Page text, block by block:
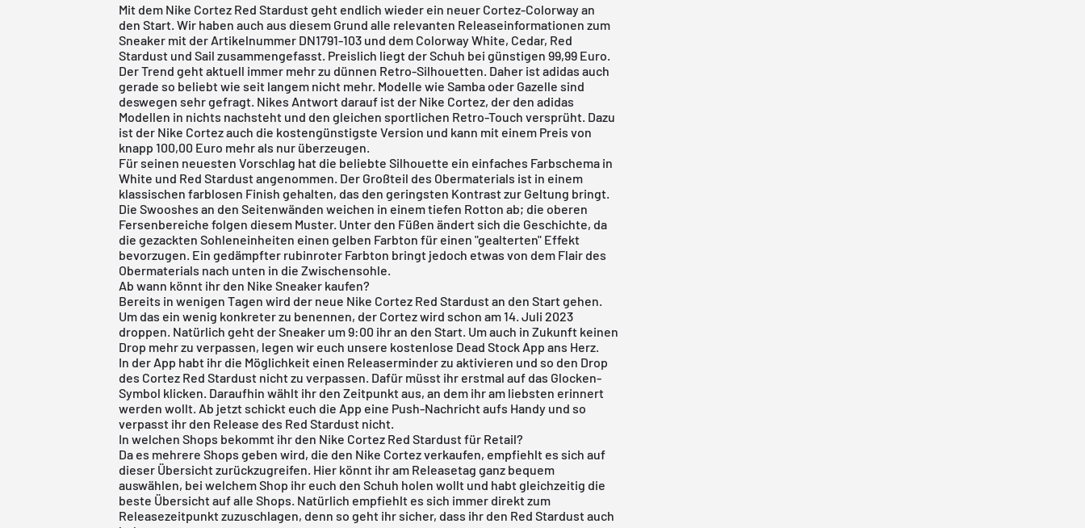
Mit dem Nike Cortez Red Stardust geht endlich wieder ein neuer Cortez-Colorway an
den Start. Wir haben auch aus diesem Grund alle relevanten Releaseinformationen zum
Sneaker mit der Artikelnummer DN1791-103 und dem Colorway White, Cedar, Red
Stardust und Sail zusammengefasst. Preislich liegt der Schuh bei günstigen 99,99 Euro.
Der Trend geht aktuell immer mehr zu dünnen Retro-Silhouetten. Daher ist adidas auch
gerade so beliebt wie seit langem nicht mehr. Modelle wie Samba oder Gazelle sind
deswegen sehr gefragt. Nikes Antwort darauf ist der Nike Cortez, der den adidas
Modellen in nichts nachsteht und den gleichen sportlichen Retro-Touch versprüht. Dazu
ist der Nike Cortez auch die kostengünstigste Version und kann mit einem Preis von
knapp 100,00 Euro mehr als nur überzeugen.
Für seinen neuesten Vorschlag hat die beliebte Silhouette ein einfaches Farbschema in
White und Red Stardust angenommen. Der Großteil des Obermaterials ist in einem
klassischen farblosen Finish gehalten, das den geringsten Kontrast zur Geltung bringt.
Die Swooshes an den Seitenwänden weichen in einem tiefen Rotton ab; die oberen
Fersenbereiche folgen diesem Muster. Unter den Füßen ändert sich die Geschichte, da
die gezackten Sohleneinheiten einen gelben Farbton für einen "gealterten" Effekt
bevorzugen. Ein gedämpfter rubinroter Farbton bringt jedoch etwas von dem Flair des
Obermaterials nach unten in die Zwischensohle.
Ab wann könnt ihr den Nike Sneaker kaufen?
Bereits in wenigen Tagen wird der neue Nike Cortez Red Stardust an den Start gehen.
Um das ein wenig konkreter zu benennen, der Cortez wird schon am 14. Juli 2023
droppen. Natürlich geht der Sneaker um 9:00 ihr an den Start. Um auch in Zukunft keinen
Drop mehr zu verpassen, legen wir euch unsere kostenlose Dead Stock App ans Herz.
In der App habt ihr die Möglichkeit einen Releaserminder zu aktivieren und so den Drop
des Cortez Red Stardust nicht zu verpassen. Dafür müsst ihr erstmal auf das Glocken-
Symbol klicken. Daraufhin wählt ihr den Zeitpunkt aus, an dem ihr am liebsten erinnert
werden wollt. Ab jetzt schickt euch die App eine Push-Nachricht aufs Handy und so
verpasst ihr den Release des Red Stardust nicht.
In welchen Shops bekommt ihr den Nike Cortez Red Stardust für Retail?
Da es mehrere Shops geben wird, die den Nike Cortez verkaufen, empfiehlt es sich auf
dieser Übersicht zurückzugreifen. Hier könnt ihr am Releasetag ganz bequem
auswählen, bei welchem Shop ihr euch den Schuh holen wollt und habt gleichzeitig die
beste Übersicht auf alle Shops. Natürlich empfiehlt es sich immer direkt zum
Releasezeitpunkt zuzuschlagen, denn so geht ihr sicher, dass ihr den Red Stardust auch